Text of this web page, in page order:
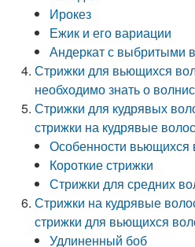
Ирокез
Ежик и его вариации
Андеркат с выбритыми
Стрижки для вьющихся
необходимо знать о
Стрижки для кудрявых
стрижки на кудрявые
Особенности вьющихся
Короткие стрижки
Стрижки для средних
Стрижки на кудрявые
стрижки для вьющихся
Удлиненный боб